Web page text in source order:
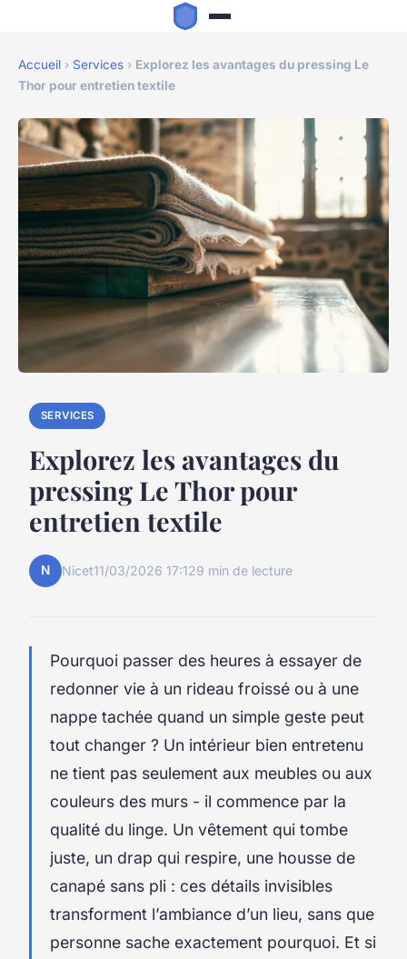
Accueil › Services › Explorez les avantages du pressing Le
Thor pour entretien textile
SERVICES
Explorez les avantages du
pressing Le Thor pour
entretien textile
N Nicet11/03/2026 17:129 min de lecture
Pourquoi passer des heures à essayer de
redonner vie à un rideau froissé ou à une
nappe tachée quand un simple geste peut
tout changer ? Un intérieur bien entretenu
ne tient pas seulement aux meubles ou aux
couleurs des murs - il commence par la
qualité du linge. Un vêtement qui tombe
juste, un drap qui respire, une housse de
canapé sans pli : ces détails invisibles
transforment l’ambiance d’un lieu, sans que
personne sache exactement pourquoi. Et si